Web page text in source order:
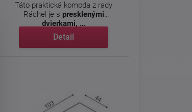
Táto praktická komoda z rady
Ráchel je s presklenými
dvierkami, ...
Detail